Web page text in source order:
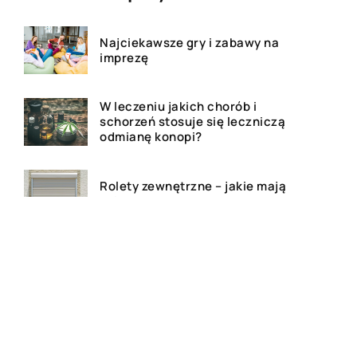
Najciekawsze gry i zabawy na
imprezę
W leczeniu jakich chorób i
schorzeń stosuje się leczniczą
odmianę konopi?
Rolety zewnętrzne – jakie mają